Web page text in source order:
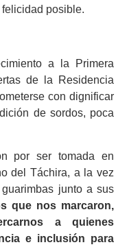
posible.
a la Primera
de la Residencia
con dignificar
de sordos, poca
por
ser tomada en
del Táchira, a la vez
junto a sus
que nos marcaron,
a quienes
e inclusión para